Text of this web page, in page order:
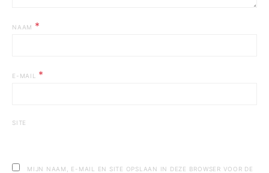
NAAM *
E-MAIL *
SITE
MIJN NAAM, E-MAIL EN SITE OPSLAAN IN DEZE BROWSER VOOR DE